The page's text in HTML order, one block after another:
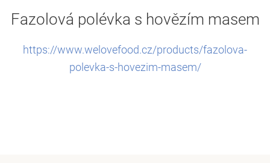
Fazolová polévka s hovězím masem
https://www.welovefood.cz/products/fazolova-
polevka-s-hovezim-masem/